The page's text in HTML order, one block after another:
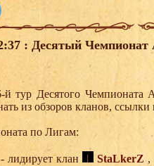
: Десятый
й тур Десятого
из обзоров кланов,
по Лигам:
лидирует клан StaLkerZ ,